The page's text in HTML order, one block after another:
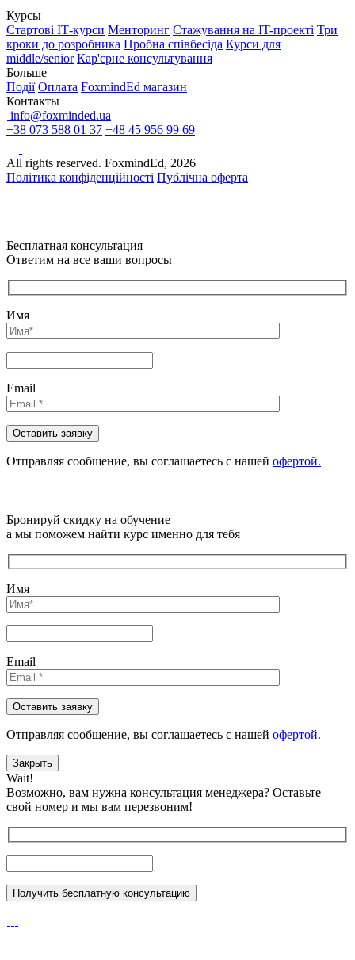
Курсы
Стартові IТ-курси Менторинг Стажування на IT-проекті Три
кроки до розробника Пробна співбесіда Курси для
middle/senior Кар'єрне консультування
Больше
Події Оплата FoxmindEd магазин
Контакты
info@foxminded.ua
+38 073 588 01 37 +48 45 956 99 69
All rights reserved. FoxmindEd, 2026
Політика конфіденційності Публічна оферта
Бесплатная консультация
Ответим на все ваши вопросы
Имя
Email
Отправляя сообщениe, вы соглашаетесь с нашей офертой.
Бронируй скидку на обучение
а мы поможем найти курс именно для тебя
Имя
Email
Отправляя сообщениe, вы соглашаетесь с нашей офертой.
Закрыть
Wait!
Возможно, вам нужна консультация менеджера? Оставьте
свой номер и мы вам перезвоним!